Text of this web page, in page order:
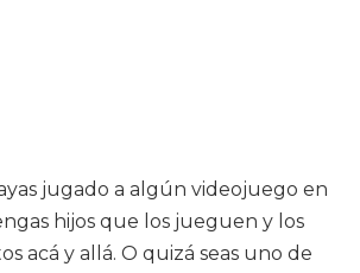
jugado a algún videojuego en
hijos que los jueguen y los
acá y allá. O quizá seas uno de